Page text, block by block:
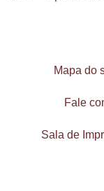
Mapa do
Fale
Sala de